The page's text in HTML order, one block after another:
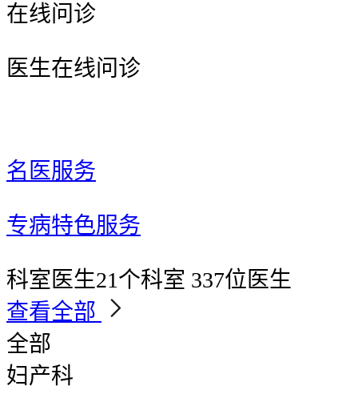
在线问诊
医生在线问诊
名医服务
专病特色服务
科室医生21个科室 337位医生
查看全部
全部
妇产科